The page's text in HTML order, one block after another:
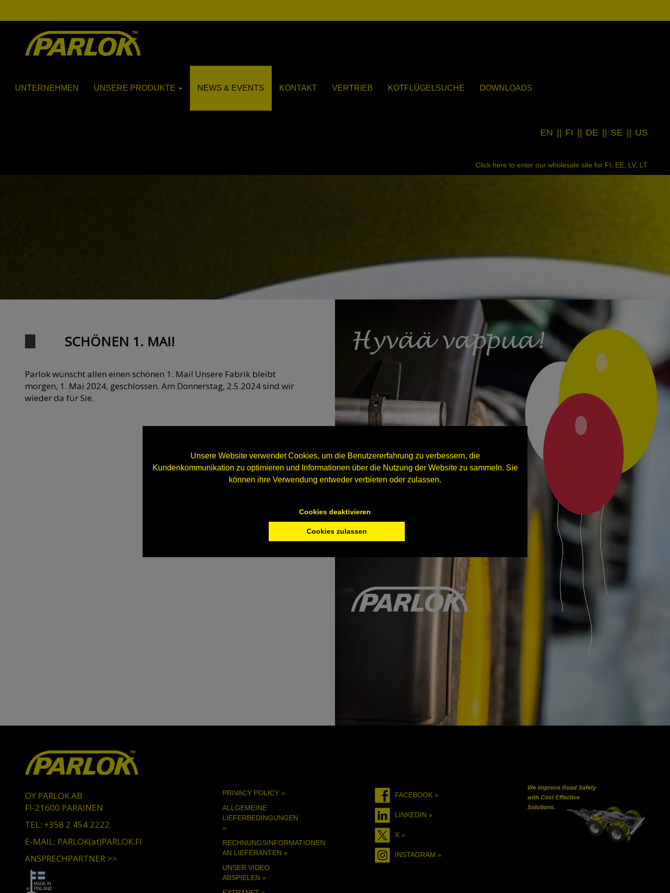
Unsere Website verwendet Cookies, um die Benutzererfahrung zu verbessern, die
Kundenkommunikation zu optimieren und Informationen über die Nutzung der Website zu sammeln. Sie
können ihre Verwendung entweder verbieten oder zulassen.
Cookies deaktivieren
Cookies zulassen
UNTERNEHMEN UNSERE PRODUKTE NEWS & EVENTS KONTAKT VERTRIEB KOTFLÜGELSUCHE DOWNLOADS
EN FI DE SE US
Click here to enter our wholesale site for FI, EE, LV, LT
SCHÖNEN 1. MAI!
Parlok wünscht allen einen schönen 1. Mai! Unsere Fabrik bleibt
morgen, 1. Mai 2024, geschlossen. Am Donnerstag, 2.5.2024 sind wir
wieder da für Sie.
OY PARLOK AB
FI-21600 PARAINEN
TEL: +358 2 454 2222
E-MAIL: PARLOK(at)PARLOK.FI
ANSPRECHPARTNER >>
PRIVACY POLICY »
ALLGEMEINE
LIEFERBEDINGUNGEN
»
RECHNUNGSINFORMATIONEN
AN LIEFERANTEN »
UNSER VIDEO
ABSPIELEN »
FACEBOOK »
LINKEDIN »
X »
INSTAGRAM »